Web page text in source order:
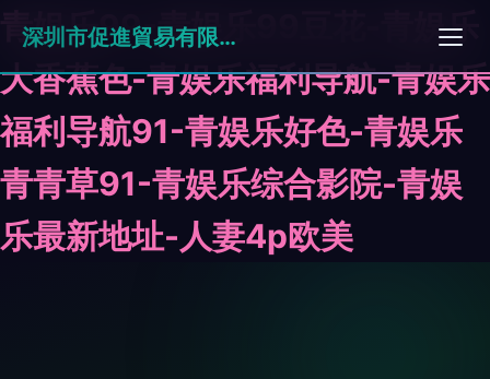
青娱乐99-青娱乐99豆花-青娱乐
大香蕉色-青娱乐福利导航-青娱乐
福利导航91-青娱乐好色-青娱乐
青青草91-青娱乐综合影院-青娱
乐最新地址-人妻4p欧美
深圳市促進貿易有限公司